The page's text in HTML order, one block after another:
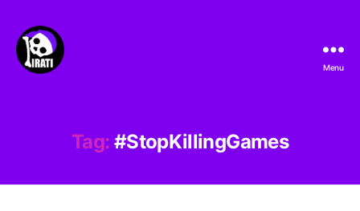
Menu
Tag: #StopKillingGames